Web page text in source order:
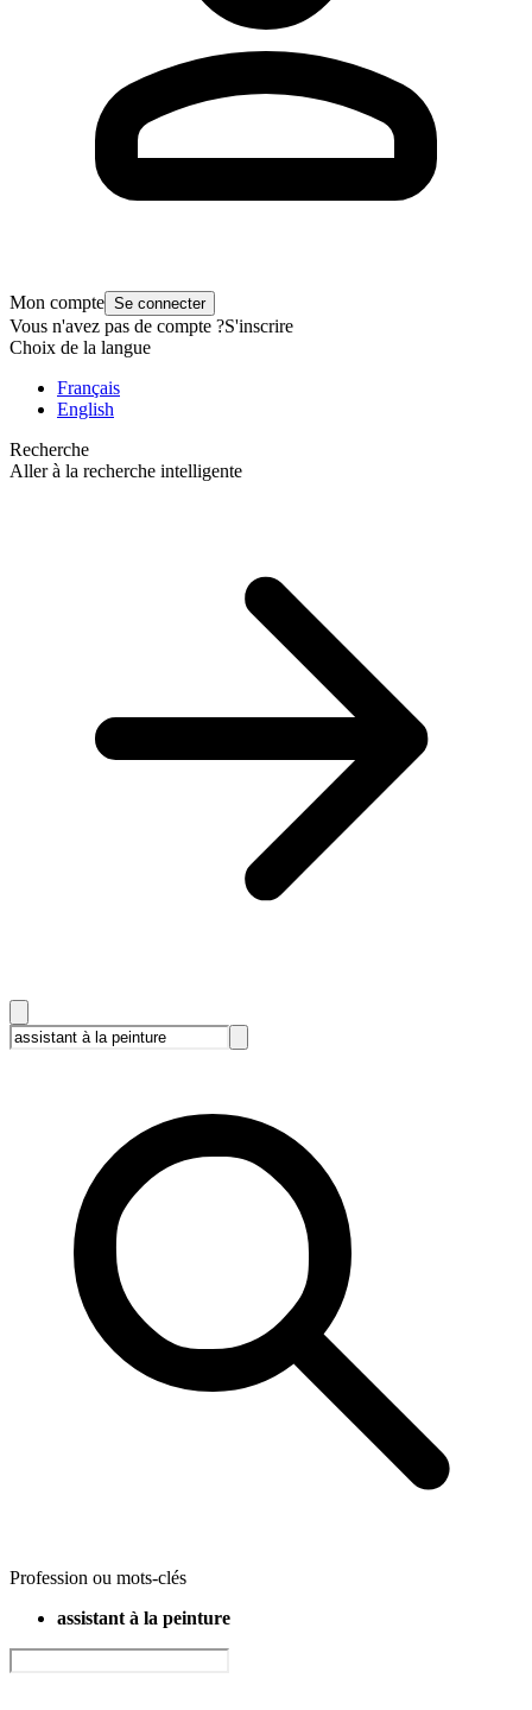
Mon compte Se connecter
Vous n'avez pas de compte ?S'inscrire
Choix de la langue
Français
English
Recherche
Aller à la recherche intelligente
Profession ou mots-clés
assistant à la peinture